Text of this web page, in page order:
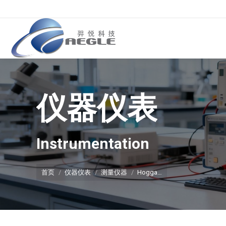
仪器仪表
Instrumentation
你在这里：
首页 仪器仪表 测量仪器 Hogga…